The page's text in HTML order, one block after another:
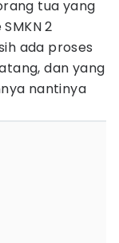
tua yang
2
ada proses
dan yang
nantinya